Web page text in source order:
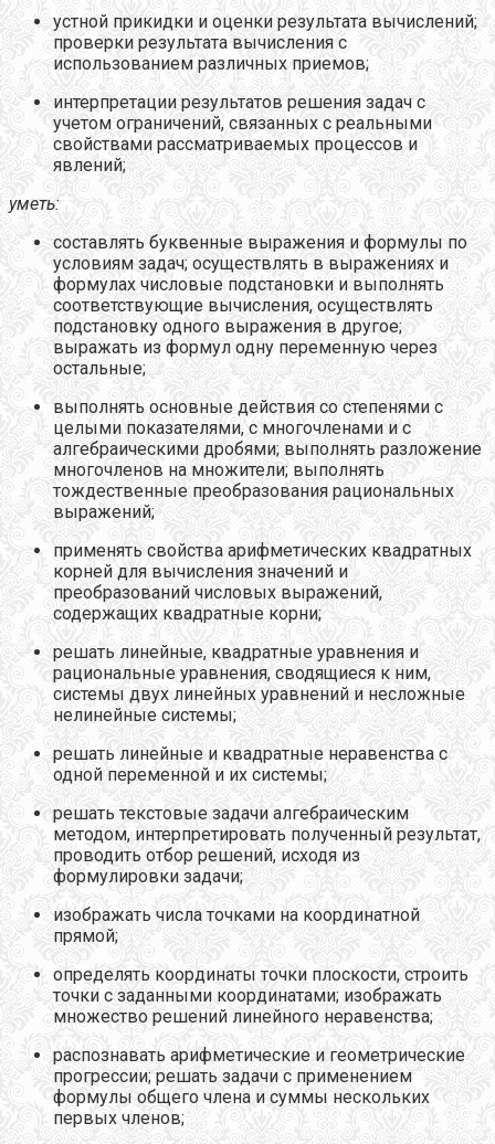
устной прикидки и оценки результата вычислений;
проверки результата вычисления с
использованием различных приемов;
интерпретации результатов решения задач с
учетом ограничений, связанных с реальными
свойствами рассматриваемых процессов и
явлений;
уметь:
составлять буквенные выражения и формулы по
условиям задач; осуществлять в выражениях и
формулах числовые подстановки и выполнять
соответствующие вычисления, осуществлять
подстановку одного выражения в другое;
выражать из формул одну переменную через
остальные;
выполнять основные действия со степенями с
целыми показателями, с многочленами и с
алгебраическими дробями; выполнять разложение
многочленов на множители; выполнять
тождественные преобразования рациональных
выражений;
применять свойства арифметических квадратных
корней для вычисления значений и
преобразований числовых выражений,
содержащих квадратные корни;
решать линейные, квадратные уравнения и
рациональные уравнения, сводящиеся к ним,
системы двух линейных уравнений и несложные
нелинейные системы;
решать линейные и квадратные неравенства с
одной переменной и их системы;
решать текстовые задачи алгебраическим
методом, интерпретировать полученный результат,
проводить отбор решений, исходя из
формулировки задачи;
изображать числа точками на координатной
прямой;
определять координаты точки плоскости, строить
точки с заданными координатами; изображать
множество решений линейного неравенства;
распознавать арифметические и геометрические
прогрессии; решать задачи с применением
формулы общего члена и суммы нескольких
первых членов;